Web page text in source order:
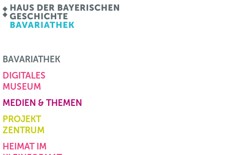
BAVARIATHEK
DIGITALES
MUSEUM
MEDIEN & THEMEN
PROJEKT
ZENTRUM
HEIMAT IM